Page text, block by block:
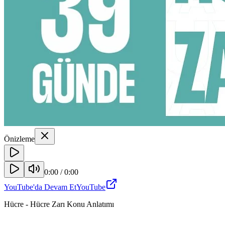
Önizleme
0:00 /0:00
YouTube'da Devam EtYouTube
Hücre - Hücre Zarı Konu Anlatımı